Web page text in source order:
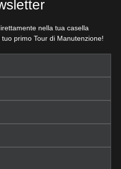
nella tua casella
tuo primo Tour di Manutenzione!